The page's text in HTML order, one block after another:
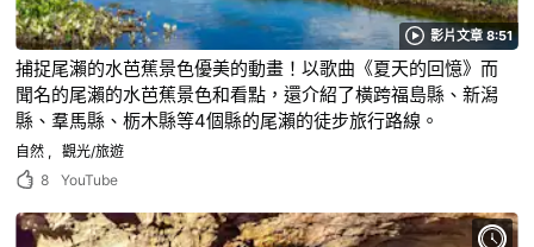
影片文章 8:51
捕捉尾瀨的水芭蕉景色優美的動畫！以歌曲《夏天的回憶》而
聞名的尾瀨的水芭蕉景色和看點，還介紹了橫跨福島縣、新潟
縣、羣馬縣、栃木縣等4個縣的尾瀨的徒步旅行路線。
自然
觀光/旅遊
8
YouTube